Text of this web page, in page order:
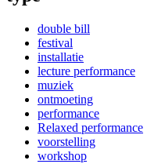
double bill
festival
installatie
lecture performance
muziek
ontmoeting
performance
Relaxed performance
voorstelling
workshop